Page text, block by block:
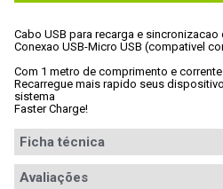
Cabo USB para recarga e
Conexao USB-Micro USB (compativel
Com 1 metro de comprimento e
Recarregue mais rapido seus
sistema
Faster Charge!
Ficha técnica
Conteúdo da
Avaliações